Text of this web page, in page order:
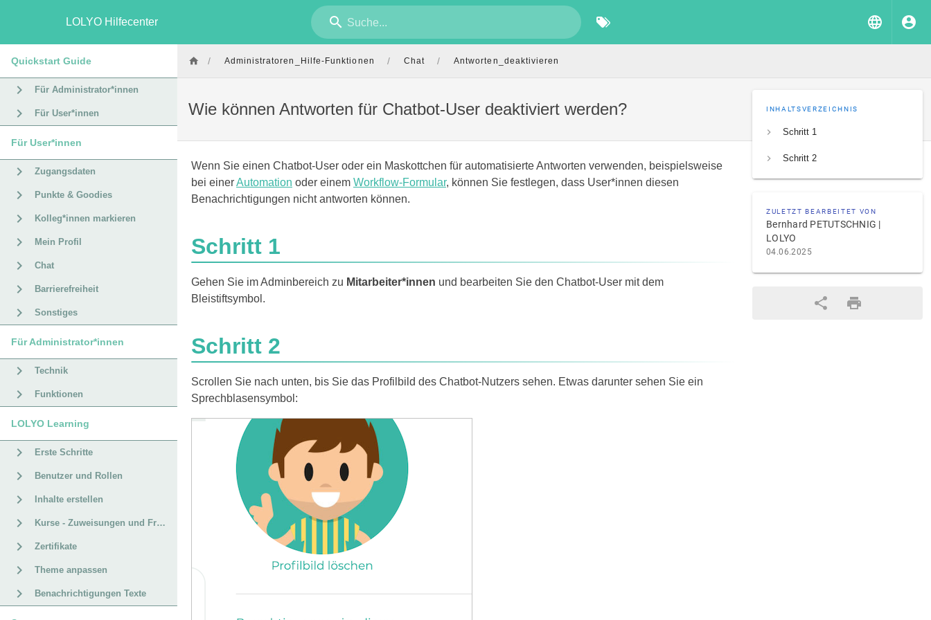
LOLYO Hilfecenter Suche...
Quickstart Guide
Für Administrator*innen
Für User*innen
Für User*innen
Zugangsdaten
Punkte & Goodies
Kolleg*innen markieren
Mein Profil
Chat
Barrierefreiheit
Sonstiges
Für Administrator*innen
Technik
Funktionen
LOLYO Learning
Erste Schritte
Benutzer und Rollen
Inhalte erstellen
Kurse - Zuweisungen und Fristen
Zertifikate
Theme anpassen
Benachrichtigungen Texte
/ Administratoren_Hilfe-Funktionen / Chat / Antworten_deaktivieren
Wie können Antworten für Chatbot-User deaktiviert werden? INHALTSVERZEICHNIS
Schritt 1
Schritt 2
ZULETZT BEARBEITET VON
Bernhard PETUTSCHNIG |
LOLYO
04.06.2025
Wenn Sie einen Chatbot-User oder ein Maskottchen für automatisierte Antworten verwenden, beispielsweise
bei einerAutomation oder einem Workflow-Formular, können Sie festlegen, dass User*innen diesen
Benachrichtigungen nicht antworten können.
Schritt 1
Gehen Sie im Adminbereich zu Mitarbeiter*innen und bearbeiten Sie den Chatbot-User mit dem
Bleistiftsymbol.
Schritt 2
Scrollen Sie nach unten, bis Sie das Profilbild des Chatbot-Nutzers sehen. Etwas darunter sehen Sie ein
Sprechblasensymbol: